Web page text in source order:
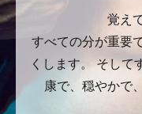
覚え
すべての分が重要
くします。 そして
康で、穏やかで